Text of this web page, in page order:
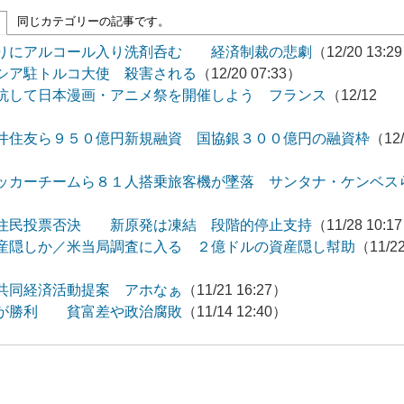
同じカテゴリーの記事です。
にアルコール入り洗剤呑む 経済制裁の悲劇
（12/20 13:29
ア駐トルコ大使 殺害される
（12/20 07:33）
して日本漫画・アニメ祭を開催しよう フランス
（12/12
友ら９５０億円新規融資 国協銀３００億円の融資枠 （
カーチームら８１人搭乗旅客機が墜落 サンタナ・ケンベス
民投票否決 新原発は凍結 段階的停止支持 （11/28 10:17
隠しか／米当局調査に入る ２億ドルの資産隠し幇助 （11/22
同経済活動提案 アホなぁ
（11/21 16:27）
勝利 貧富差や政治腐敗 （11/14 12:40）